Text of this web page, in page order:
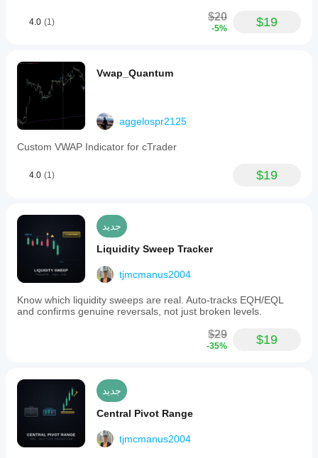
4.0 (1) $20
-5% $19
Vwap_Quantum
aggelospr2125
Custom VWAP Indicator for cTrader
4.0 (1) $19
جديد
Liquidity Sweep Tracker
tjmcmanus2004
Know which liquidity sweeps are real. Auto-tracks EQH/EQL
and confirms genuine reversals, not just broken levels.
$29
-35% $19
جديد
Central Pivot Range
tjmcmanus2004